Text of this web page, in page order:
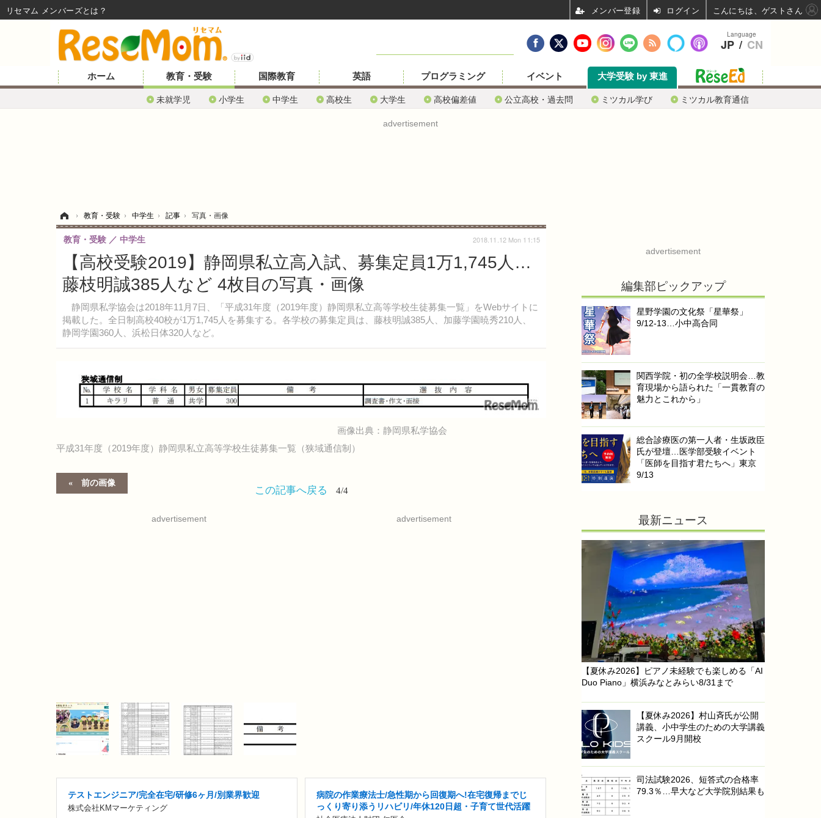
ホーム 教育・受験
未就学児 小学生 中学生 高校生 大学生 高校偏差値 公立高校・過去問 ミツカル学び ミツカル教育通信
国際教育 英語 プログラミング イベント 大学受験 by 東進
advertisement
› 教育・受験 › 中学生 › 記事 › 写真・画像
【高校受験2019】静岡県私立高入試、募集定員1万1,745人…
藤枝明誠385人など 4枚目の写真・画像
静岡県私学協会は2018年11月7日、「平成31年度（2019年度）静岡県私立高等学校生徒募集一覧」をWebサイトに
掲載した。全日制高校40校が1万1,745人を募集する。各学校の募集定員は、藤枝明誠385人、加藤学園暁秀210人、
静岡学園360人、浜松日体320人など。
教育・受験 中学生 2018.11.12 Mon 11:15
画像出典：静岡県私学協会
平成31年度（2019年度）静岡県私立高等学校生徒募集一覧（狭域通信制）
前の画像
この記事へ戻る 4/4
advertisement advertisement
テストエンジニア/完全在宅/研修6ヶ月/別業界歓迎
株式会社KMマーケティング
病院の作業療法士/急性期から回復期へ!在宅復帰までじ
っくり寄り添うリハビリ/年休120日超・子育て世代活躍
advertisement
編集部ピックアップ
星野学園の文化祭「星華祭」
9/12-13…小中高合同
関西学院・初の全学校説明会…教
育現場から語られた「一貫教育の
魅力とこれから」
総合診療医の第一人者・生坂政臣
氏が登壇…医学部受験イベント
「医師を目指す君たちへ」東京
9/13
最新ニュース
【夏休み2026】ピアノ未経験でも楽しめる「AI
Duo Piano」横浜みなとみらい8/31まで
【夏休み2026】村山斉氏が公開
講義、小中学生のための大学講義
スクール9月開校
司法試験2026、短答式の合格率
79.3％…早大など大学院別結果も
Language
JP / CN
リセマム メンバーズ ログイン こんにちは、ゲストさん